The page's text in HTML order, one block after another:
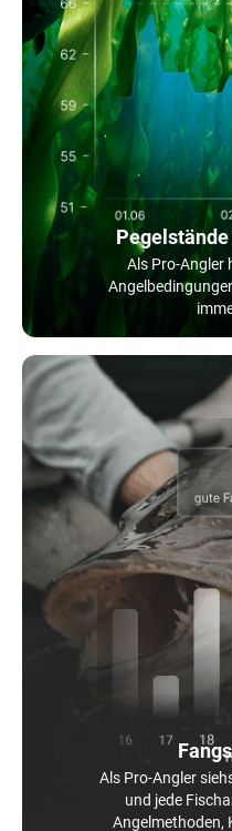
Als Pro-Angler
Als Pro-Angler
und jede
Angelmethoden,